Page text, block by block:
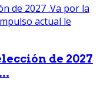
de 2027